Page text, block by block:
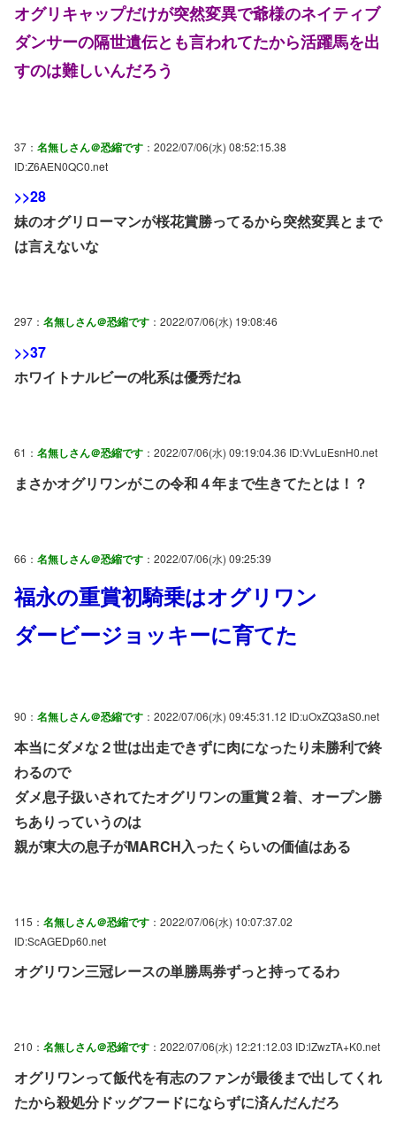
オグリキャップだけが突然変異で爺様のネイティブ
ダンサーの隔世遺伝とも言われてたから活躍馬を出
すのは難しいんだろう
37： 名無しさん＠恐縮です ：2022/07/06(水) 08:52:15.38
ID:Z6AEN0QC0.net
>>28
妹のオグリローマンが桜花賞勝ってるから突然変異とまで
は言えないな
297： 名無しさん＠恐縮です ：2022/07/06(水) 19:08:46
>>37
ホワイトナルビーの牝系は優秀だね
61： 名無しさん＠恐縮です ：2022/07/06(水) 09:19:04.36 ID:VvLuEsnH0.net
まさかオグリワンがこの令和４年まで生きてたとは！？
66： 名無しさん＠恐縮です ：2022/07/06(水) 09:25:39
福永の重賞初騎乗はオグリワン
ダービージョッキーに育てた
90： 名無しさん＠恐縮です ：2022/07/06(水) 09:45:31.12 ID:uOxZQ3aS0.net
本当にダメな２世は出走できずに肉になったり未勝利で終
わるので
ダメ息子扱いされてたオグリワンの重賞２着、オープン勝
ちありっていうのは
親が東大の息子がMARCH入ったくらいの価値はある
115： 名無しさん＠恐縮です ：2022/07/06(水) 10:07:37.02
ID:ScAGEDp60.net
オグリワン三冠レースの単勝馬券ずっと持ってるわ
210： 名無しさん＠恐縮です ：2022/07/06(水) 12:21:12.03 ID:lZwzTA+K0.net
オグリワンって飯代を有志のファンが最後まで出してくれ
たから殺処分ドッグフードにならずに済んだんだろ